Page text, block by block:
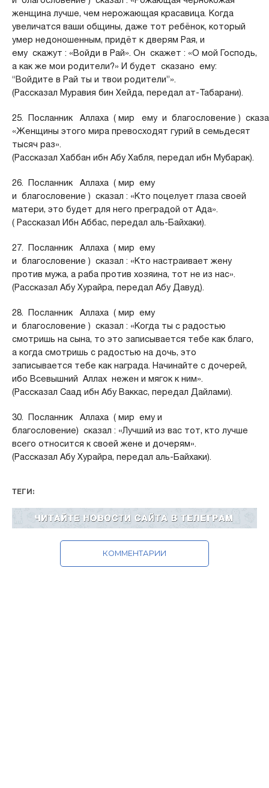
женщина лучше, чем нерожающая красавица. Когда
увеличатся ваши общины, даже тот ребёнок, который
умер недоношенным, придёт к дверям Рая, и
ему скажут : «Войди в Рай». Он скажет : «О мой Господь,
а как же мои родители?» И будет сказано ему:
“Войдите в Рай ты и твои родители”».
(Рассказал Муравия бин Хейда, передал ат-Табарани).
25. Посланник Аллаха ( мир ему и благословение )
«Женщины этого мира превосходят гурий в семьдесят
тысяч раз».
(Pассказал Хаббан ибн Абу Хабля, передал ибн Мубарак).
26. Посланник Аллаха ( мир ему
и благословение ) сказал : «Кто поцелует глаза своей
матери, это будет для него преградой от Ада».
( Рассказал Ибн Аббас, передал аль-Байхаки).
27. Посланник Аллаха ( мир ему
и благословение ) сказал : «Кто настраивает жену
против мужа, а раба против хозяина, тот не из нас».
(Рассказал Абу Хурайра, передал Абу Давуд).
28. Посланник Аллаха ( мир ему
и благословение ) сказал : «Когда ты с радостью
смотришь на сына, то это записывается тебе как благо,
а когда смотришь с радостью на дочь, это
записывается тебе как награда. Начинайте с дочерей,
ибо Всевышний Аллах нежен и мягок к ним».
(Рассказал Саад ибн Абу Ваккас, передал Дайлами).
30. Посланник Аллаха ( мир ему и
благословение) сказал : «Лучший из вас тот, кто лучше
всего относится к своей жене и дочерям».
(Рассказал Абу Хурайра, передал аль-Байхаки).
ТЕГИ:
КОММЕНТАРИИ